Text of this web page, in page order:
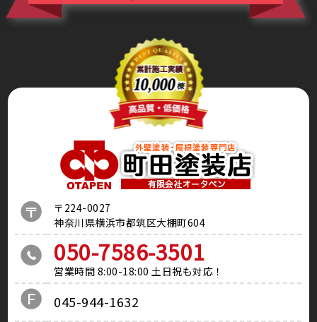
〒224-0027
神奈川県横浜市都筑区大棚町604
050-7586-3501
営業時間 8:00-18:00 土日祝も対応！
045-944-1632